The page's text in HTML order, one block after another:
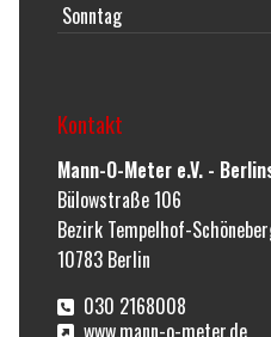
Kontakt
Mann-O-Meter e.V. -
Bülowstraße 106
Bezirk Tempelhof-
10783 Berlin
030 2168008
www.mann-o-meter.de
Sonntag